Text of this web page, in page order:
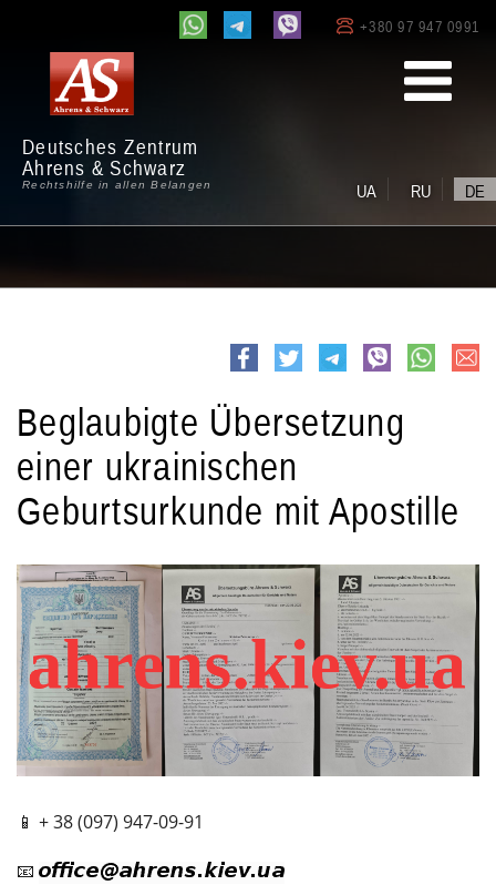
Deutsches Zentrum
Ahrens & Schwarz
Rechtshilfe in allen Belangen
+380 97 947 0991
UA RU DE
Beglaubigte Übersetzung
einer ukrainischen
Geburtsurkunde mit Apostille
📱 + 38 (097) 947-09-91
📧